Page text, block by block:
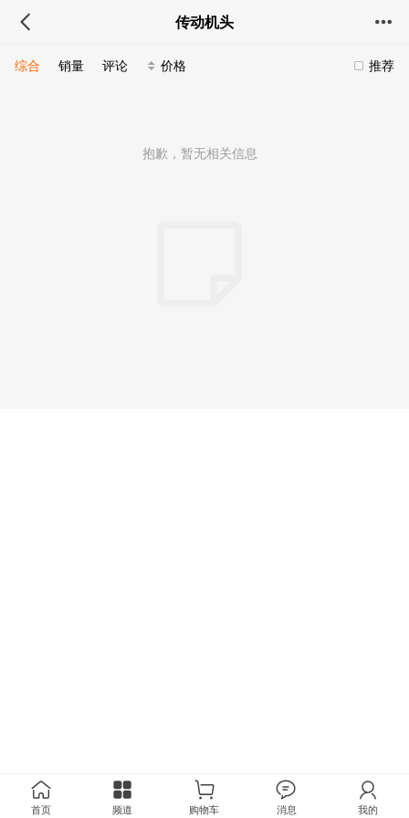
传动机头
推荐
综合 销量 评论 价格
抱歉，暂无相关信息
首页 频道 购物车 消息 我的